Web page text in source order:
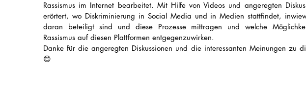
Rassismus im Internet bearbeitet. Mit Hilfe von Videos und angeregten
erörtert, wo Diskriminierung in Social Media und in Medien stattfindet,
daran beteiligt sind und diese Prozesse mittragen und welche
Rassismus auf diesen Plattformen entgegenzuwirken.
Danke für die angeregten Diskussionen und die interessanten Meinungen zu
😊